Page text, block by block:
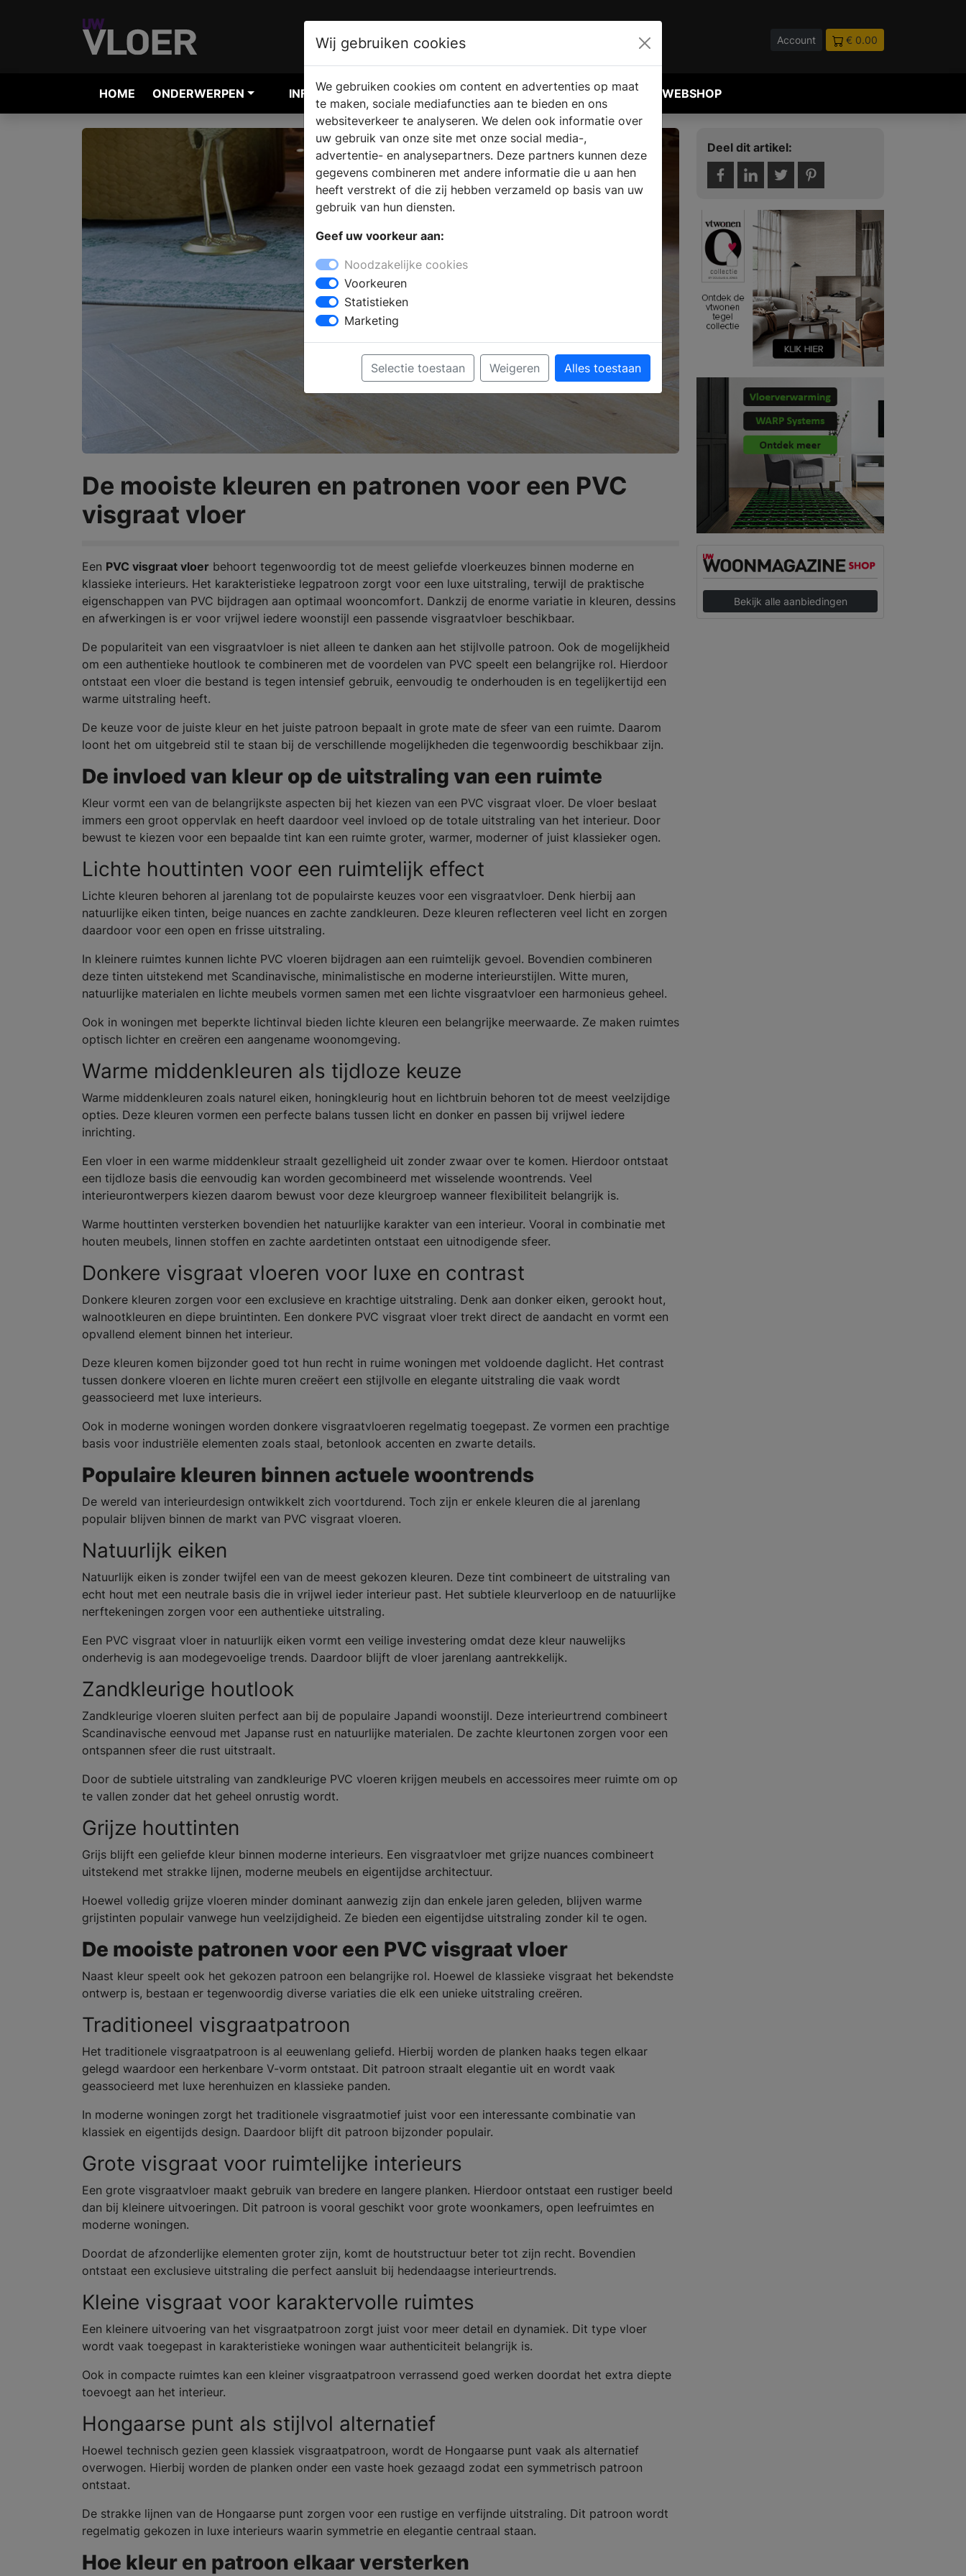
Account € 0.00
HOME ONDERWERPEN INFORMATIE AANVRAGEN VERKOOPLOCATIE VINDEN WEBSHOP
De mooiste kleuren en patronen voor een PVC
visgraat vloer
Een PVC visgraat vloer behoort tegenwoordig tot de meest geliefde vloerkeuzes binnen moderne en
klassieke interieurs. Het karakteristieke legpatroon zorgt voor een luxe uitstraling, terwijl de praktische
eigenschappen van PVC bijdragen aan optimaal wooncomfort. Dankzij de enorme variatie in kleuren, dessins
en afwerkingen is er voor vrijwel iedere woonstijl een passende visgraatvloer beschikbaar.
De populariteit van een visgraatvloer is niet alleen te danken aan het stijlvolle patroon. Ook de mogelijkheid
om een authentieke houtlook te combineren met de voordelen van PVC speelt een belangrijke rol. Hierdoor
ontstaat een vloer die bestand is tegen intensief gebruik, eenvoudig te onderhouden is en tegelijkertijd een
warme uitstraling heeft.
De keuze voor de juiste kleur en het juiste patroon bepaalt in grote mate de sfeer van een ruimte. Daarom
loont het om uitgebreid stil te staan bij de verschillende mogelijkheden die tegenwoordig beschikbaar zijn.
De invloed van kleur op de uitstraling van een ruimte
Kleur vormt een van de belangrijkste aspecten bij het kiezen van een PVC visgraat vloer. De vloer beslaat
immers een groot oppervlak en heeft daardoor veel invloed op de totale uitstraling van het interieur. Door
bewust te kiezen voor een bepaalde tint kan een ruimte groter, warmer, moderner of juist klassieker ogen.
Lichte houttinten voor een ruimtelijk effect
Lichte kleuren behoren al jarenlang tot de populairste keuzes voor een visgraatvloer. Denk hierbij aan
natuurlijke eiken tinten, beige nuances en zachte zandkleuren. Deze kleuren reflecteren veel licht en zorgen
daardoor voor een open en frisse uitstraling.
In kleinere ruimtes kunnen lichte PVC vloeren bijdragen aan een ruimtelijk gevoel. Bovendien combineren
deze tinten uitstekend met Scandinavische, minimalistische en moderne interieurstijlen. Witte muren,
natuurlijke materialen en lichte meubels vormen samen met een lichte visgraatvloer een harmonieus geheel.
Ook in woningen met beperkte lichtinval bieden lichte kleuren een belangrijke meerwaarde. Ze maken ruimtes
optisch lichter en creëren een aangename woonomgeving.
Warme middenkleuren als tijdloze keuze
Warme middenkleuren zoals naturel eiken, honingkleurig hout en lichtbruin behoren tot de meest veelzijdige
opties. Deze kleuren vormen een perfecte balans tussen licht en donker en passen bij vrijwel iedere
inrichting.
Een vloer in een warme middenkleur straalt gezelligheid uit zonder zwaar over te komen. Hierdoor ontstaat
een tijdloze basis die eenvoudig kan worden gecombineerd met wisselende woontrends. Veel
interieurontwerpers kiezen daarom bewust voor deze kleurgroep wanneer flexibiliteit belangrijk is.
Warme houttinten versterken bovendien het natuurlijke karakter van een interieur. Vooral in combinatie met
houten meubels, linnen stoffen en zachte aardetinten ontstaat een uitnodigende sfeer.
Donkere visgraat vloeren voor luxe en contrast
Donkere kleuren zorgen voor een exclusieve en krachtige uitstraling. Denk aan donker eiken, gerookt hout,
walnootkleuren en diepe bruintinten. Een donkere PVC visgraat vloer trekt direct de aandacht en vormt een
opvallend element binnen het interieur.
Deze kleuren komen bijzonder goed tot hun recht in ruime woningen met voldoende daglicht. Het contrast
tussen donkere vloeren en lichte muren creëert een stijlvolle en elegante uitstraling die vaak wordt
geassocieerd met luxe interieurs.
Ook in moderne woningen worden donkere visgraatvloeren regelmatig toegepast. Ze vormen een prachtige
basis voor industriële elementen zoals staal, betonlook accenten en zwarte details.
Populaire kleuren binnen actuele woontrends
De wereld van interieurdesign ontwikkelt zich voortdurend. Toch zijn er enkele kleuren die al jarenlang
populair blijven binnen de markt van PVC visgraat vloeren.
Natuurlijk eiken
Natuurlijk eiken is zonder twijfel een van de meest gekozen kleuren. Deze tint combineert de uitstraling van
echt hout met een neutrale basis die in vrijwel ieder interieur past. Het subtiele kleurverloop en de natuurlijke
nerftekeningen zorgen voor een authentieke uitstraling.
Een PVC visgraat vloer in natuurlijk eiken vormt een veilige investering omdat deze kleur nauwelijks
onderhevig is aan modegevoelige trends. Daardoor blijft de vloer jarenlang aantrekkelijk.
Zandkleurige houtlook
Zandkleurige vloeren sluiten perfect aan bij de populaire Japandi woonstijl. Deze interieurtrend combineert
Scandinavische eenvoud met Japanse rust en natuurlijke materialen. De zachte kleurtonen zorgen voor een
ontspannen sfeer die rust uitstraalt.
Door de subtiele uitstraling van zandkleurige PVC vloeren krijgen meubels en accessoires meer ruimte om op
te vallen zonder dat het geheel onrustig wordt.
Grijze houttinten
Grijs blijft een geliefde kleur binnen moderne interieurs. Een visgraatvloer met grijze nuances combineert
uitstekend met strakke lijnen, moderne meubels en eigentijdse architectuur.
Hoewel volledig grijze vloeren minder dominant aanwezig zijn dan enkele jaren geleden, blijven warme
grijstinten populair vanwege hun veelzijdigheid. Ze bieden een eigentijdse uitstraling zonder kil te ogen.
De mooiste patronen voor een PVC visgraat vloer
Naast kleur speelt ook het gekozen patroon een belangrijke rol. Hoewel de klassieke visgraat het bekendste
ontwerp is, bestaan er tegenwoordig diverse variaties die elk een unieke uitstraling creëren.
Traditioneel visgraatpatroon
Het traditionele visgraatpatroon is al eeuwenlang geliefd. Hierbij worden de planken haaks tegen elkaar
gelegd waardoor een herkenbare V-vorm ontstaat. Dit patroon straalt elegantie uit en wordt vaak
geassocieerd met luxe herenhuizen en klassieke panden.
In moderne woningen zorgt het traditionele visgraatmotief juist voor een interessante combinatie van
klassiek en eigentijds design. Daardoor blijft dit patroon bijzonder populair.
Grote visgraat voor ruimtelijke interieurs
Een grote visgraatvloer maakt gebruik van bredere en langere planken. Hierdoor ontstaat een rustiger beeld
dan bij kleinere uitvoeringen. Dit patroon is vooral geschikt voor grote woonkamers, open leefruimtes en
moderne woningen.
Doordat de afzonderlijke elementen groter zijn, komt de houtstructuur beter tot zijn recht. Bovendien
ontstaat een exclusieve uitstraling die perfect aansluit bij hedendaagse interieurtrends.
Kleine visgraat voor karaktervolle ruimtes
Een kleinere uitvoering van het visgraatpatroon zorgt juist voor meer detail en dynamiek. Dit type vloer
wordt vaak toegepast in karakteristieke woningen waar authenticiteit belangrijk is.
Ook in compacte ruimtes kan een kleiner visgraatpatroon verrassend goed werken doordat het extra diepte
toevoegt aan het interieur.
Hongaarse punt als stijlvol alternatief
Hoewel technisch gezien geen klassiek visgraatpatroon, wordt de Hongaarse punt vaak als alternatief
overwogen. Hierbij worden de planken onder een vaste hoek gezaagd zodat een symmetrisch patroon
ontstaat.
De strakke lijnen van de Hongaarse punt zorgen voor een rustige en verfijnde uitstraling. Dit patroon wordt
regelmatig gekozen in luxe interieurs waarin symmetrie en elegantie centraal staan.
Hoe kleur en patroon elkaar versterken
Deel dit artikel:
Bekijk alle aanbiedingen
Wij gebruiken cookies
We gebruiken cookies om content en advertenties op maat
te maken, sociale mediafuncties aan te bieden en ons
websiteverkeer te analyseren. We delen ook informatie over
uw gebruik van onze site met onze social media-,
advertentie- en analysepartners. Deze partners kunnen deze
gegevens combineren met andere informatie die u aan hen
heeft verstrekt of die zij hebben verzameld op basis van uw
gebruik van hun diensten.
Geef uw voorkeur aan:
Noodzakelijke cookies
Voorkeuren
Statistieken
Marketing
Selectie toestaan Weigeren Alles toestaan